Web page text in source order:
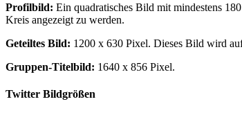
Profilbild: Ein quadratisches Bild mit mindestens
Kreis angezeigt zu werden.
Geteiltes Bild: 1200 x 630 Pixel. Dieses Bild wird
Gruppen-Titelbild: 1640 x 856 Pixel.
Twitter Bildgrößen